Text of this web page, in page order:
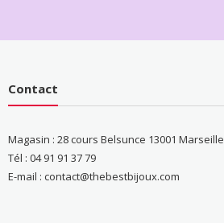
Contact
Magasin : 28 cours Belsunce 13001 Marseille
Tél : 04 91 91 37 79
E-mail : contact@thebestbijoux.com